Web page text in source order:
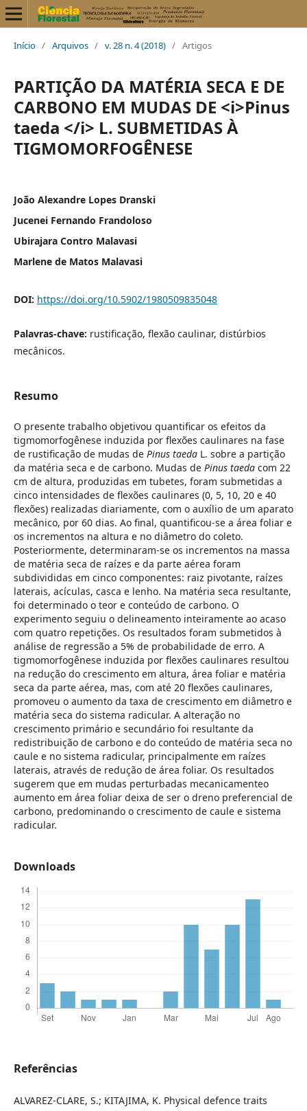
Início / Arquivos / v. 28 n. 4 (2018) / Artigos
PARTIÇÃO DA MATÉRIA SECA E DE
CARBONO EM MUDAS DE <i>Pinus
taeda </i> L. SUBMETIDAS À
TIGMOMORFOGÊNESE
João Alexandre Lopes Dranski
Jucenei Fernando Frandoloso
Ubirajara Contro Malavasi
Marlene de Matos Malavasi
DOI: https://doi.org/10.5902/1980509835048
Palavras-chave: rustificação, flexão caulinar, distúrbios
mecânicos.
Resumo
O presente trabalho objetivou quantificar os efeitos da
tigmomorfogênese induzida por flexões caulinares na fase
de rustificação de mudas de Pinus taedaL. sobre a partição
da matéria seca e de carbono. Mudas de Pinus taeda com 22
cm de altura, produzidas em tubetes, foram submetidas a
cinco intensidades de flexões caulinares (0, 5, 10, 20 e 40
flexões) realizadas diariamente, com o auxílio de um aparato
mecânico, por 60 dias. Ao final, quantificou-se a área foliar e
os incrementos na altura e no diâmetro do coleto.
Posteriormente, determinaram-se os incrementos na massa
de matéria seca de raízes e da parte aérea foram
subdivididas em cinco componentes: raiz pivotante, raízes
laterais, acículas, casca e lenho. Na matéria seca resultante,
foi determinado o teor e conteúdo de carbono. O
experimento seguiu o delineamento inteiramente ao acaso
com quatro repetições. Os resultados foram submetidos à
análise de regressão a 5% de probabilidade de erro. A
tigmomorfogênese induzida por flexões caulinares resultou
na redução do crescimento em altura, área foliar e matéria
seca da parte aérea, mas, com até 20 flexões caulinares,
promoveu o aumento da taxa de crescimento em diâmetro e
matéria seca do sistema radicular. A alteração no
crescimento primário e secundário foi resultante da
redistribuição de carbono e do conteúdo de matéria seca no
caule e no sistema radicular, principalmente em raízes
laterais, através de redução de área foliar. Os resultados
sugerem que em mudas perturbadas mecanicamenteo
aumento em área foliar deixa de ser o dreno preferencial de
carbono, predominando o crescimento de caule e sistema
radicular.
Downloads
Referências
ALVAREZ-CLARE, S.; KITAJIMA, K. Physical defence traits